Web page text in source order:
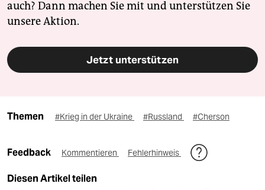
auch? Dann machen Sie mit und unterstützen Sie
unsere Aktion.
Jetzt unterstützen
Themen #Krieg in der Ukraine #Russland #Cherson
Feedback Kommentieren Fehlerhinweis
Diesen Artikel teilen